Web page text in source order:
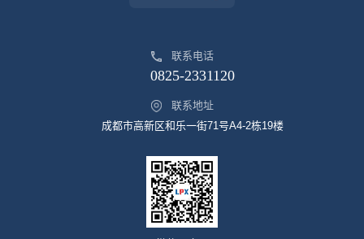
联系电话
0825-2331120
联系地址
成都市高新区和乐一街71号A4-2栋19楼